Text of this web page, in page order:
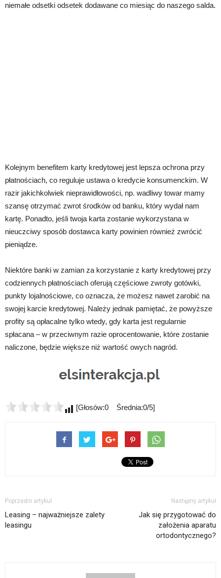
niemałe odsetki odsetek dodawane co miesiąc do naszego salda.
Kolejnym benefitem karty kredytowej jest lepsza ochrona przy
płatnościach, co reguluje ustawa o kredycie konsumenckim. W
razir jakichkolwiek nieprawidłowości, np. wadliwy towar mamy
szansę otrzymać zwrot środków od banku, który wydał nam
kartę. Ponadto, jeśli twoja karta zostanie wykorzystana w
nieuczciwy sposób dostawca karty powinien również zwrócić
pieniądze.
Niektóre banki w zamian za korzystanie z karty kredytowej przy
codziennych płatnościach oferują częściowe zwroty gotówki,
punkty lojalnościowe, co oznacza, że możesz nawet zarobić na
swojej karcie kredytowej. Należy jednak pamiętać, że powyższe
profity są opłacalne tylko wtedy, gdy karta jest regularnie
spłacana – w przeciwnym razie oprocentowanie, które zostanie
naliczone, będzie większe niż wartość owych nagród.
[Głosów:0 Średnia:0/5]
Poprzedni artykuł
Leasing – najważniejsze zalety
leasingu
Następny artykuł
Jak się przygotować do
założenia aparatu
ortodontycznego?